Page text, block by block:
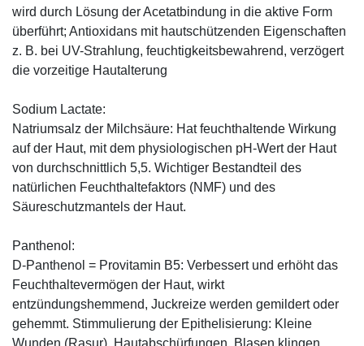
wird durch Lösung der Acetatbindung in die aktive Form
überführt; Antioxidans mit hautschützenden Eigenschaften
z. B. bei UV-Strahlung, feuchtigkeitsbewahrend, verzögert
die vorzeitige Hautalterung
Sodium Lactate:
Natriumsalz der Milchsäure: Hat feuchthaltende Wirkung
auf der Haut, mit dem physiologischen pH-Wert der Haut
von durchschnittlich 5,5. Wichtiger Bestandteil des
natürlichen Feuchthaltefaktors (NMF) und des
Säureschutzmantels der Haut.
Panthenol:
D-Panthenol = Provitamin B5: Verbessert und erhöht das
Feuchthaltevermögen der Haut, wirkt
entzündungshemmend, Juckreize werden gemildert oder
gehemmt. Stimmulierung der Epithelisierung: Kleine
Wunden (Rasur), Hautabschürfungen, Blasen klingen